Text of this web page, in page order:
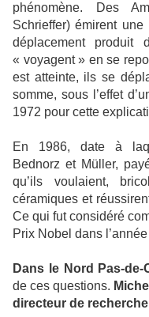
phénomène. Des
Schrieffer) émirent
déplacement produit
« voyagent » en se
est atteinte, ils se
somme, sous l’effet
1972 pour cette
En 1986, date à
Bednorz et Müller,
qu’ils voulaient,
céramiques et
Ce qui fut considéré
Prix Nobel dans
Dans le Nord Pas-de-
de ces questions.
directeur de recherche